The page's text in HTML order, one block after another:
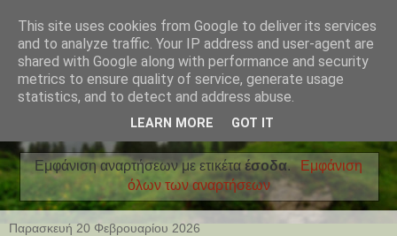
Εμφάνιση αναρτήσεων με ετικέταέσοδα. Εμφάνιση
όλων των αναρτήσεων
Παρασκευή 20 Φεβρουαρίου 2026
This site uses cookies from Google to deliver its services
and to analyze traffic. Your IP address and user-agent are
shared with Google along with performance and security
metrics to ensure quality of service, generate usage
statistics, and to detect and address abuse.
LEARN MORE GOT IT